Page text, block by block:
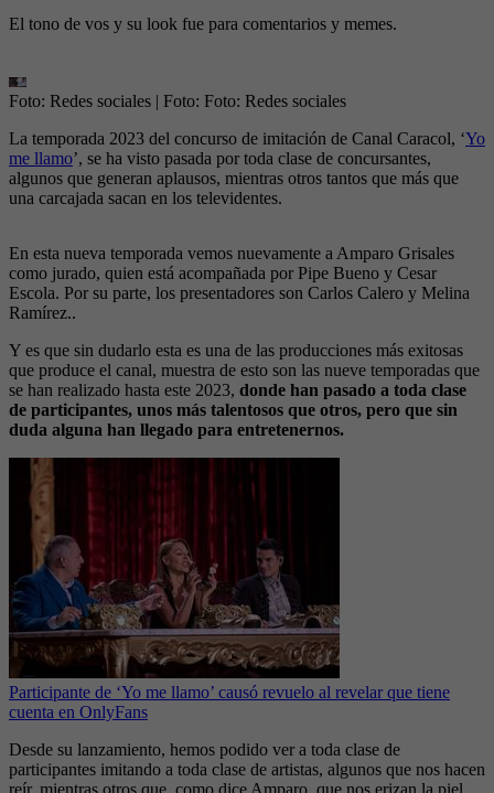
El tono de vos y su look fue para comentarios y memes.
Foto: Redes sociales | Foto: Foto: Redes sociales
La temporada 2023 del concurso de imitación de Canal Caracol, ‘Yo
me llamo’, se ha visto pasada por toda clase de concursantes,
algunos que generan aplausos, mientras otros tantos que más que
una carcajada sacan en los televidentes.
En esta nueva temporada vemos nuevamente a Amparo Grisales
como jurado, quien está acompañada por Pipe Bueno y Cesar
Escola. Por su parte, los presentadores son Carlos Calero y Melina
Ramírez..
Y es que sin dudarlo esta es una de las producciones más exitosas
que produce el canal, muestra de esto son las nueve temporadas que
se han realizado hasta este 2023, donde han pasado a toda clase
de participantes, unos más talentosos que otros, pero que sin
duda alguna han llegado para entretenernos.
Participante de ‘Yo me llamo’ causó revuelo al revelar que tiene
cuenta en OnlyFans
Desde su lanzamiento, hemos podido ver a toda clase de
participantes imitando a toda clase de artistas, algunos que nos hacen